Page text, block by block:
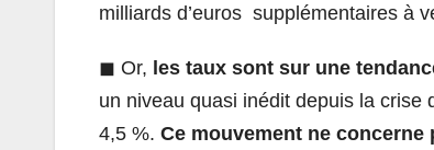
milliards d’euros supplémentaires à
◼ Or, les taux sont sur une
un niveau quasi inédit depuis la crise
4,5 %. Ce mouvement ne concerne